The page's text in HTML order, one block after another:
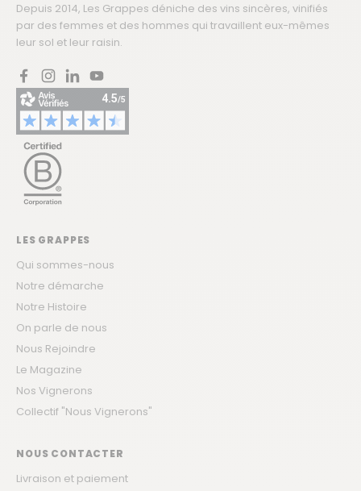
Depuis 2014, Les Grappes déniche des vins sincères, vinifiés
par des femmes et des hommes qui travaillent eux-mêmes
leur sol et leur raisin.
FacebookInstagram
LinkedInYouTube
LES GRAPPES
Qui sommes-nous
Notre démarche
Notre Histoire
On parle de nous
Nous Rejoindre
Le Magazine
Nos Vignerons
Collectif "Nous Vignerons"
NOUS CONTACTER
Livraison et paiement